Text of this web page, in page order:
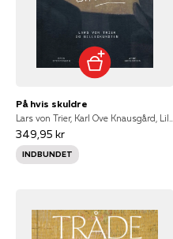
På hvis skuldre
349,95 kr
INDBUNDET